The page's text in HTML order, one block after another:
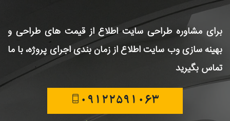
برای مشاوره طراحی سایتاطلاع از قیمت های طراحی و
بهینه سازی وب سایتاطلاع از زمان بندی اجرای پروژه، با ما
تماس بگیرید
09122591063